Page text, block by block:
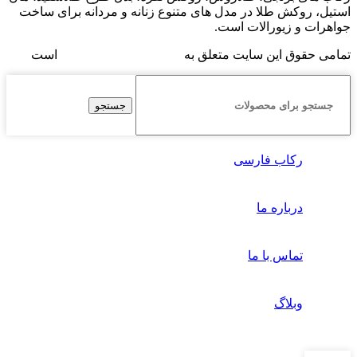
استیل، روکش طلا در مدل های متنوع زنانه و مردانه برای ساخت
جواهرات و زیورالات است.
تمامی حقوق این سایت متعلق به است
جستجو
رکاب فارسی
درباره ما
تماس با ما
وبلاگ